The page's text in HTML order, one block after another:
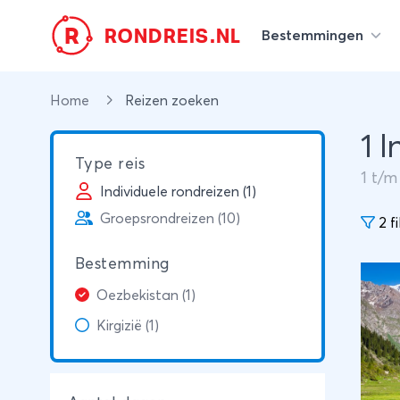
R RONDREIS.NL Bestemmingen
Home Reizen zoeken
Type reis
Individuele rondreizen (1)
Groepsrondreizen (10)
Bestemming
Oezbekistan (1)
Kirgizië (1)
1
1 t/m
2